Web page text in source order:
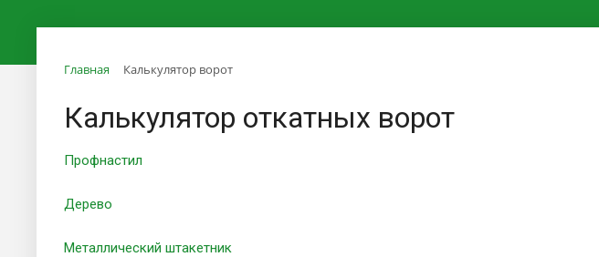
Главная Калькулятор ворот
Калькулятор откатных ворот
Профнастил
Дерево
Металлический штакетник